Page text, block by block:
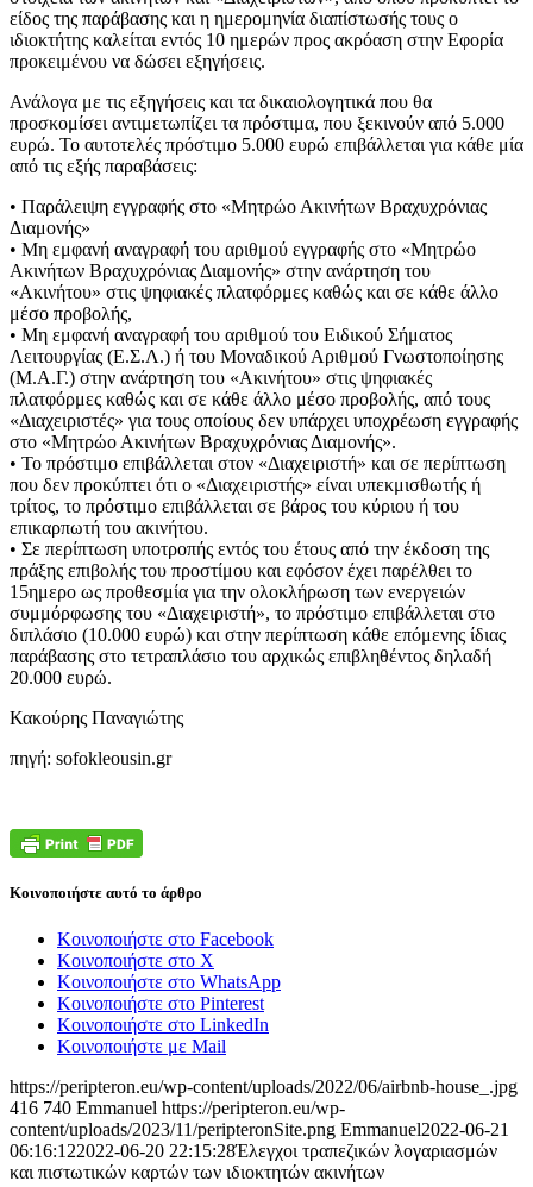
είδος της παράβασης και η ημερομηνία διαπίστωσής τους ο
ιδιοκτήτης καλείται εντός 10 ημερών προς ακρόαση στην Εφορία
προκειμένου να δώσει εξηγήσεις.
Ανάλογα με τις εξηγήσεις και τα δικαιολογητικά που θα
προσκομίσει αντιμετωπίζει τα πρόστιμα, που ξεκινούν από 5.000
ευρώ. Το αυτοτελές πρόστιμο 5.000 ευρώ επιβάλλεται για κάθε μία
από τις εξής παραβάσεις:
• Παράλειψη εγγραφής στο «Μητρώο Ακινήτων Βραχυχρόνιας
Διαμονής»
• Μη εμφανή αναγραφή του αριθμού εγγραφής στο «Μητρώο
Ακινήτων Βραχυχρόνιας Διαμονής» στην ανάρτηση του
«Ακινήτου» στις ψηφιακές πλατφόρμες καθώς και σε κάθε άλλο
μέσο προβολής,
• Μη εμφανή αναγραφή του αριθμού του Ειδικού Σήματος
Λειτουργίας (Ε.Σ.Λ.) ή του Μοναδικού Αριθμού Γνωστοποίησης
(Μ.Α.Γ.) στην ανάρτηση του «Ακινήτου» στις ψηφιακές
πλατφόρμες καθώς και σε κάθε άλλο μέσο προβολής, από τους
«Διαχειριστές» για τους οποίους δεν υπάρχει υποχρέωση εγγραφής
στο «Μητρώο Ακινήτων Βραχυχρόνιας Διαμονής».
• Το πρόστιμο επιβάλλεται στον «Διαχειριστή» και σε περίπτωση
που δεν προκύπτει ότι ο «Διαχειριστής» είναι υπεκμισθωτής ή
τρίτος, το πρόστιμο επιβάλλεται σε βάρος του κύριου ή του
επικαρπωτή του ακινήτου.
• Σε περίπτωση υποτροπής εντός του έτους από την έκδοση της
πράξης επιβολής του προστίμου και εφόσον έχει παρέλθει το
15ημερο ως προθεσμία για την ολοκλήρωση των ενεργειών
συμμόρφωσης του «Διαχειριστή», το πρόστιμο επιβάλλεται στο
διπλάσιο (10.000 ευρώ) και στην περίπτωση κάθε επόμενης ίδιας
παράβασης στο τετραπλάσιο του αρχικώς επιβληθέντος δηλαδή
20.000 ευρώ.
Κακούρης Παναγιώτης
πηγή: sofokleousin.gr
Κοινοποιήστε αυτό το άρθρο
Κοινοποιήστε στο Facebook
Κοινοποιήστε στο X
Κοινοποιήστε στο WhatsApp
Κοινοποιήστε στο Pinterest
Κοινοποιήστε στο LinkedIn
Κοινοποιήστε με Mail
https://peripteron.eu/wp-content/uploads/2022/06/airbnb-house_.jpg
416 740 Emmanuel https://peripteron.eu/wp-
content/uploads/2023/11/peripteronSite.png Emmanuel2022-06-21
06:16:122022-06-20 22:15:28Έλεγχοι τραπεζικών λογαριασμών
και πιστωτικών καρτών των ιδιοκτητών ακινήτων